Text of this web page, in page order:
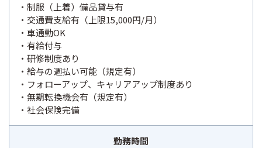
・制服（上着）備品貸与有
・交通費支給有（上限15,000円/月）
・車通勤OK
・有給付与
・研修制度あり
・給与の週払い可能（規定有）
・フォローアップ、キャリアアップ制度あり
・無期転換機会有（規定有）
・社会保険完備
勤務時間